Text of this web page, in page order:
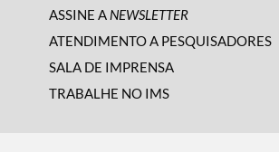
ASSINE A NEWSLETTER
ATENDIMENTO A PESQUISADORES
SALA DE IMPRENSA
TRABALHE NO IMS